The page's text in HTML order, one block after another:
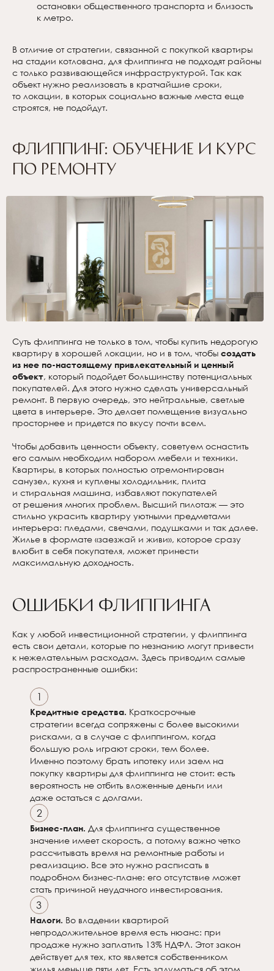
остановки общественного транспорта и близость
к метро.
В отличие от стратегии, связанной с покупкой квартиры
на стадии котлована, для флиппинга не подходят районы
с только развивающейся инфраструктурой. Так как
объект нужно реализовать в кратчайшие сроки,
то локации, в которых социально важные места еще
строятся, не подойдут.
Флиппинг: обучение и курс
по ремонту
Суть флиппинга не только в том, чтобы купить недорогую
квартиру в хорошей локации, но и в том, чтобы создать
из нее по-настоящему привлекательный и ценный
объект, который подойдет большинству потенциальных
покупателей. Для этого нужно сделать универсальный
ремонт. В первую очередь, это нейтральные, светлые
цвета в интерьере. Это делает помещение визуально
просторнее и придется по вкусу почти всем.
Чтобы добавить ценности объекту, советуем оснастить
его самым необходим набором мебели и техники.
Квартиры, в которых полностью отремонтирован
санузел, кухня и куплены холодильник, плита
и стиральная машина, избавляют покупателей
от решения многих проблем. Высший пилотаж — это
стильно украсить квартиру уютными предметами
интерьера: пледами, свечами, подушками и так далее.
Жилье в формате «заезжай и живи», которое сразу
влюбит в себя покупателя, может принести
максимальную доходность.
Ошибки флиппинга
Как у любой инвестиционной стратегии, у флиппинга
есть свои детали, которые по незнанию могут привести
к нежелательным расходам. Здесь приводим самые
распространенные ошибки:
1
Кредитные средства. Краткосрочные
стратегии всегда сопряжены с более высокими
рисками, а в случае с флиппингом, когда
большую роль играют сроки, тем более.
Именно поэтому брать ипотеку или заем на
покупку квартиры для флиппинга не стоит: есть
вероятность не отбить вложенные деньги или
даже остаться с долгами.
2
Бизнес-план. Для флиппинга существенное
значение имеет скорость, а потому важно четко
рассчитывать время на ремонтные работы и
реализацию. Все это нужно расписать в
подробном бизнес-плане: его отсутствие может
стать причиной неудачного инвестирования.
3
Налоги. Во владении квартирой
непродолжительное время есть нюанс: при
продаже нужно заплатить 13% НДФЛ. Этот закон
действует для тех, кто является собственником
жилья меньше пяти лет. Есть задуматься об этом